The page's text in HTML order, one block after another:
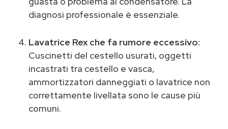
diagnosi professionale è essenziale.
Lavatrice Rex che fa rumore eccessivo:
Cuscinetti del cestello usurati, oggetti
incastrati tra cestello e vasca,
ammortizzatori danneggiati o lavatrice non
correttamente livellata sono le cause più
comuni.